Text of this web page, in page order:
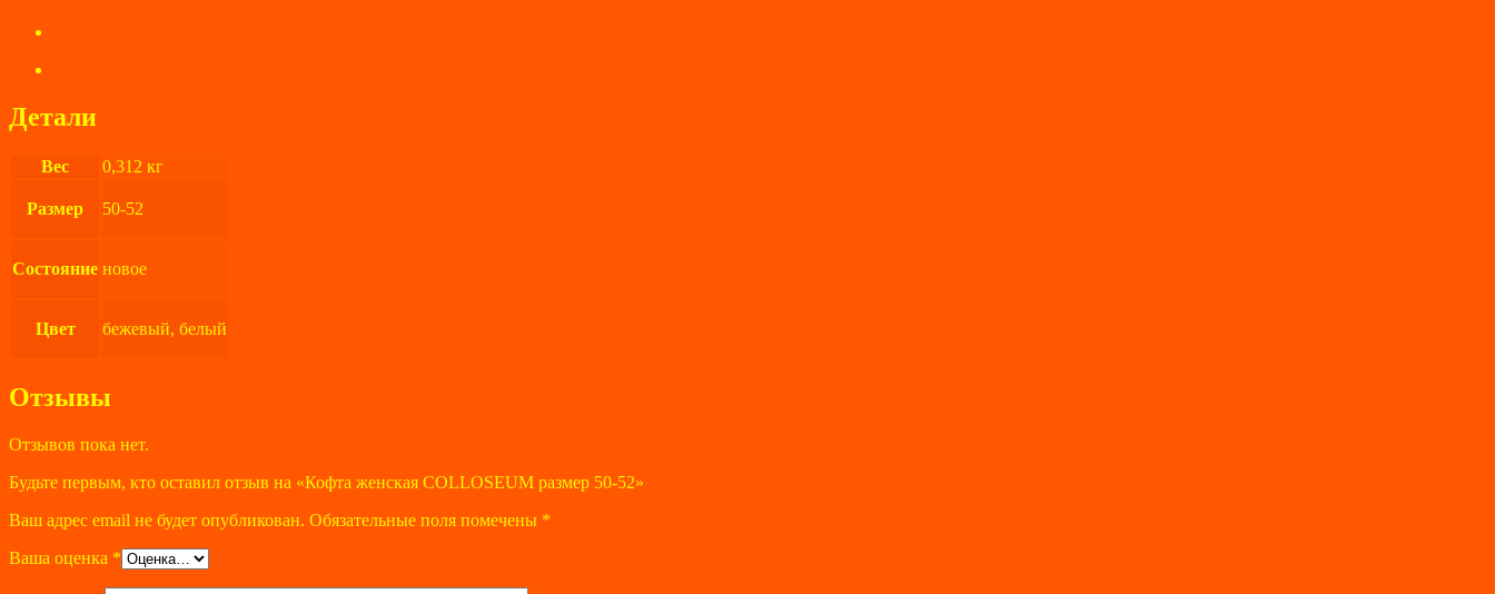
Детали
Вес 0,312 кг
Размер 50-52
Состояние новое
Цвет бежевый, белый
Отзывы
Отзывов пока нет.
Будьте первым, кто оставил отзыв на «Кофта женская COLLOSEUM размер 50-52»
Ваш адрес email не будет опубликован. Обязательные поля помечены *
Ваша оценка *